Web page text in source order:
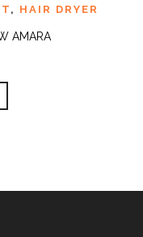
, HAIR DRYER
AMARA